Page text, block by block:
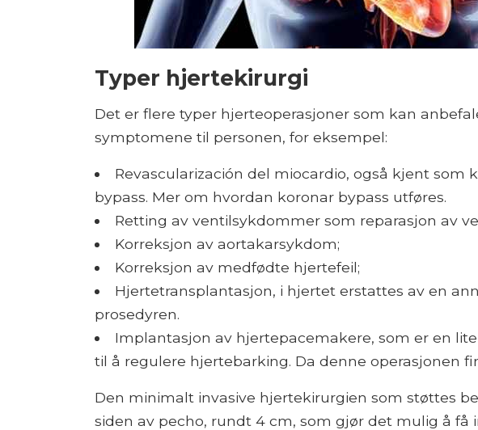
Typer hjertekirurgi
Det er flere typer hjerteoperasjoner som kan
symptomene til personen, for eksempel:
Revascularización del miocardio, også kjent som
bypass. Mer om hvordan koronar bypass utføres.
Retting av ventilsykdommer som reparasjon av
Korreksjon av aortakarsykdom;
Korreksjon av medfødte hjertefeil;
Hjertetransplantasjon, i hjertet erstattes av en
prosedyren.
Implantasjon av hjertepacemakere, som er en
til å regulere hjertebarking. Da denne operasjonen
Den minimalt invasive hjertekirurgien som støttes
siden av pecho, rundt 4 cm, som gjør det mulig å få